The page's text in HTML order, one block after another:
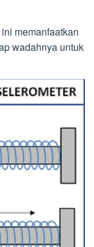
memanfaatkan
wadahnya untuk